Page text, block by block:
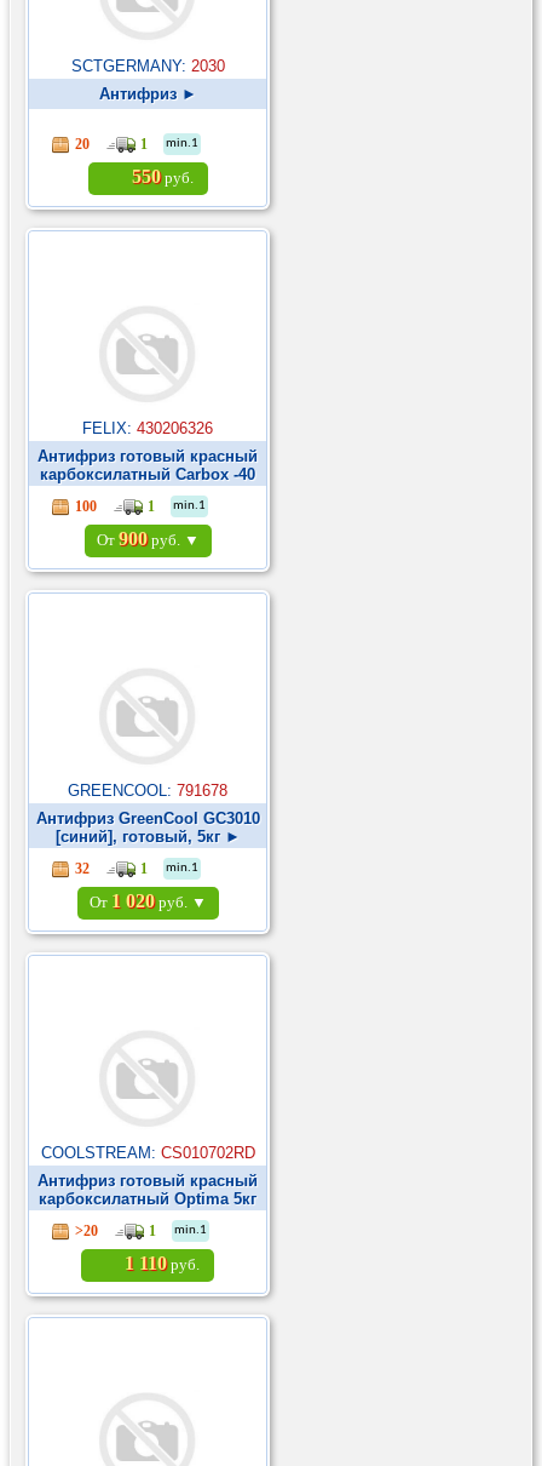
SCTGERMANY: 2030
Антифриз ►
20 1 min.1
550руб.
FELIX: 430206326
Антифриз готовый красный
карбоксилатный Carbox -40
G12+ 3л ►
100 1 min.1
От 900руб. ▼
GREENCOOL: 791678
Антифриз GreenCool GС3010
[синий], готовый, 5кг ►
32 1 min.1
От 1 020руб. ▼
COOLSTREAM: CS010702RD
Антифриз готовый красный
карбоксилатный Optima 5кг
>20 1 min.1
1 110руб.